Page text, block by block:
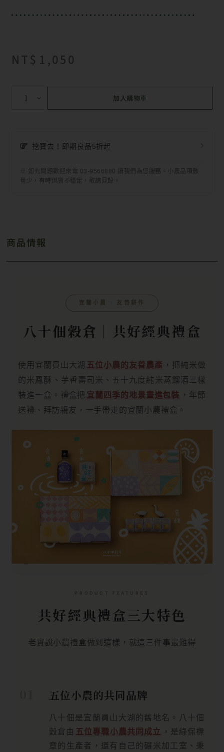
NT$ 1,050
加入購物車
挖寶去！即期良品5折起
※ 如有問題歡迎來電 03-9566880 讓我們為您服務。小農品項數
量少，有時供貨不穩定，敬請見諒。
商品情報
宜蘭小農 ‧ 友善耕作
八十佃穀倉｜共好經典禮盒
使用宜蘭員山大湖 五位小農的友善農產 ，把純米做
的米鳳酥、芋香壽司米、五十九度純米蒸餾酒三樣
裝進一盒。禮盒把 宜蘭四季的地景畫進包裝 ，年節
送禮、拜訪親友，一手帶走的宜蘭小農禮盒。
PRODUCT FEATURES
共好經典禮盒三大特色
老實說小農禮盒做到這樣，就這三件事最難得
五位小農的共同品牌
八十佃是宜蘭員山大湖的舊地名。八十佃
穀倉由 五位專職小農共同成立 ，是綠保標
章的生產者，還有自己的碾米加工室、秉